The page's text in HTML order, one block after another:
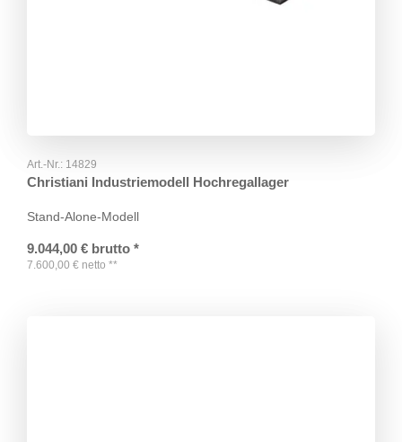
Art.-Nr.: 14829
Christiani Industriemodell Hochregallager
Stand-Alone-Modell
9.044,00 € brutto *
7.600,00 € netto **